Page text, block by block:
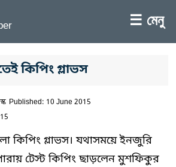
☰ মেনু
কিপিং গ্লাভস
Published: 10 June 2015
কিপিং গ্লাভস। যথাসময়ে ইনজুরি
টেস্ট কিপিং ছাড়লেন মুশফিকুর